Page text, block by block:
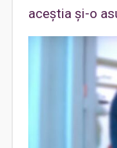
aceștia și-o